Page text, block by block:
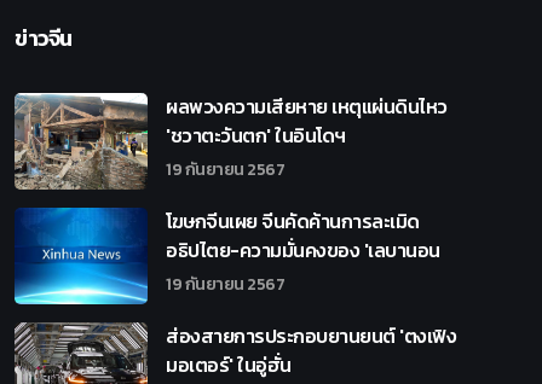
ข่าวจีน
ผลพวงความเสียหาย เหตุแผ่นดินไหว
'ชวาตะวันตก' ในอินโดฯ
19 กันยายน 2567
โฆษกจีนเผย จีนคัดค้านการละเมิด
อธิปไตย-ความมั่นคงของ 'เลบานอน
19 กันยายน 2567
ส่องสายการประกอบยานยนต์ 'ตงเฟิง
มอเตอร์' ในอู่ฮั่น